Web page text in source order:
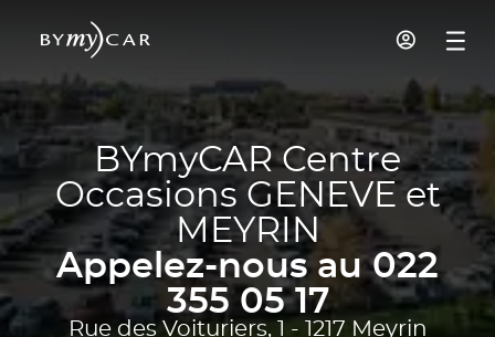
BYmyCAR Centre
Occasions GENEVE et
MEYRIN
Appelez-nous au 022
355 05 17
Rue des Voituriers, 1 - 1217 Meyrin